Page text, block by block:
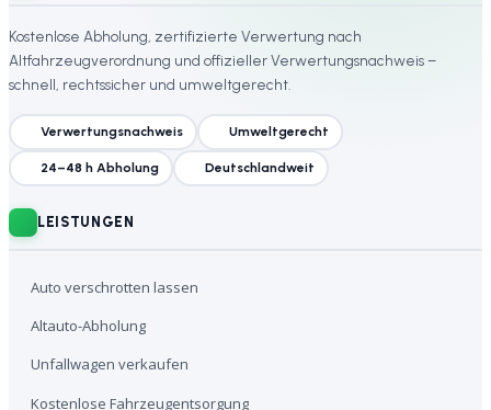
Kostenlose Abholung, zertifizierte Verwertung nach
Altfahrzeugverordnung und offizieller Verwertungsnachweis –
schnell, rechtssicher und umweltgerecht.
Verwertungsnachweis Umweltgerecht
24–48 h Abholung Deutschlandweit
LEISTUNGEN
Auto verschrotten lassen
Altauto-Abholung
Unfallwagen verkaufen
Kostenlose Fahrzeugentsorgung